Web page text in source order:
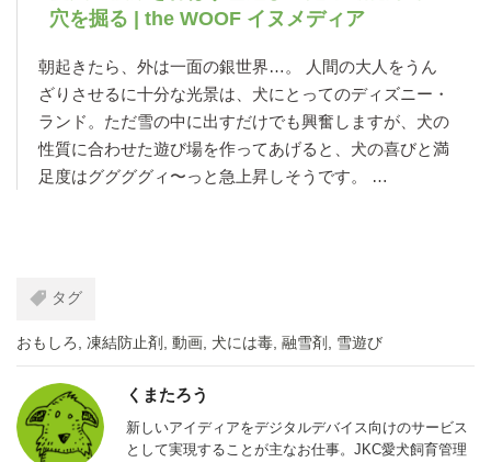
穴を掘る | the WOOF イヌメディア
朝起きたら、外は一面の銀世界…。 人間の大人をうん
ざりさせるに十分な光景は、犬にとってのディズニー・
ランド。ただ雪の中に出すだけでも興奮しますが、犬の
性質に合わせた遊び場を作ってあげると、犬の喜びと満
足度はググググィ〜っと急上昇しそうです。 …
タグ
おもしろ, 凍結防止剤 , 動画, 犬には毒, 融雪剤 , 雪遊び
くまたろう
新しいアイディアをデジタルデバイス向けのサービス
として実現することが主なお仕事。JKC愛犬飼育管理